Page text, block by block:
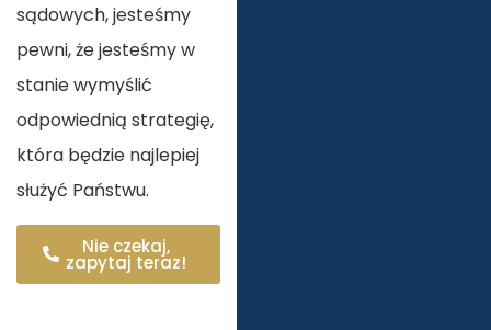
sądowych, jesteśmy
pewni, że jesteśmy w
stanie wymyślić
odpowiednią strategię,
która będzie najlepiej
służyć Państwu.
Nie czekaj,
zapytaj teraz!